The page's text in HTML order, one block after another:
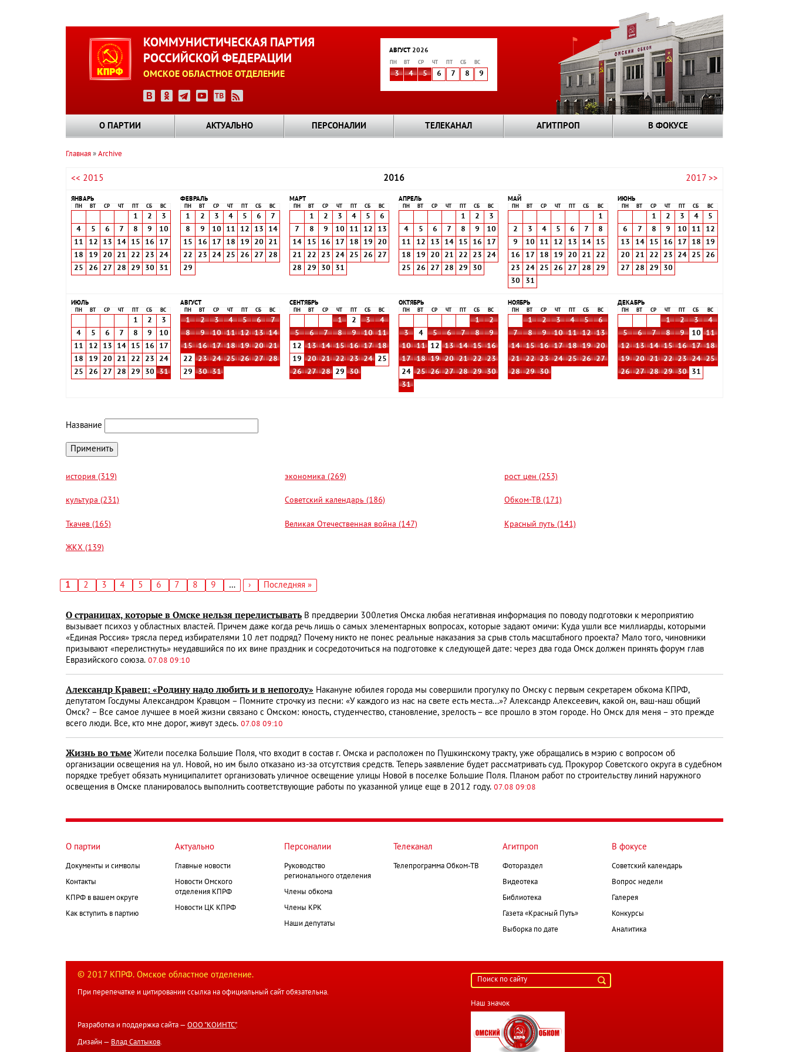
КОММУНИСТИЧЕСКАЯ ПАРТИЯ
РОССИЙСКОЙ ФЕДЕРАЦИИ
ОМСКОЕ ОБЛАСТНОЕ ОТДЕЛЕНИЕ
АВГУСТ 2026
ПН ВТ СР ЧТ СБ ВС
3 4 5 6 7 8 9
О ПАРТИИ АКТУАЛЬНО ПЕРСОНАЛИИ ТЕЛЕКАНАЛ АГИТПРОП В ФОКУСЕ
навигации
Главная Archive
<< 2015 2016 2017 >>
ЯНВАРЬ
ПН ВТ СР ЧТ СБ ВС
1 2
3
4
5 6 7 8 9
10
11
12 13 14 15 16
17
18
19 20 21 22 23
24
25
26 27 28 29 30 31
ФЕВРАЛЬ
ПН ВТ СР ЧТ СБ ВС
1 2 3 4 5 6
7
8
9 10 11 12 13
14
15
16 17 18 19 20
21
22
23 24 25 26 27
28
29
МАРТ
ПН ВТ СР ЧТ СБ ВС
1 2 3 4 5
6
7
8 9 10 11 12
13
14
15 16 17 18 19
20
21
22 23 24 25 26
27
28
29 30 31
АПРЕЛЬ
ПН ВТ СР ЧТ СБ ВС
1 2
3
4
5 6 7 8 9
10
11
12 13 14 15 16
17
18
19 20 21 22 23
24
25
26 27 28 29 30
МАЙ
ПН ВТ СР ЧТ СБ ВС
1
2
3 4 5 6 7
8
9
10 11 12 13 14
15
16
17 18 19 20 21
22
23
24 25 26 27 28
29
30
31
ИЮНЬ
ПН ВТ СР ЧТ СБ ВС
1 2 3 4
5
6
7 8 9 10 11
12
13
14 15 16 17 18
19
20
21 22 23 24 25
26
27
28 29 30
ИЮЛЬ
ПН ВТ СР ЧТ СБ ВС
1 2
3
4
5 6 7 8 9
10
11
12 13 14 15 16
17
18
19 20 21 22 23
24
25
26 27 28 29 30 31
АВГУСТ
ПН ВТ СР ЧТ СБ ВС
1 2 3 4 5 6
7
8
9 10 11 12 13
14
15
16 17 18 19 20
21
22
23 24 25 26 27
28
29
30 31
СЕНТЯБРЬ
ПН ВТ СР ЧТ СБ ВС
1 2 3
4
5
6 7 8 9 10
11
12
13 14 15 16 17
18
19
20 21 22 23 24
25
26
27 28 29 30
ОКТЯБРЬ
ПН ВТ СР ЧТ СБ ВС
1
2
3
4 5 6 7 8
9
10
11 12 13 14 15
16
17
18 19 20 21 22
23
24
25 26 27 28 29
30
31
НОЯБРЬ
ПН ВТ СР ЧТ СБ ВС
1 2 3 4 5
6
7
8 9 10 11 12
13
14
15 16 17 18 19
20
21
22 23 24 25 26
27
28
29 30
ДЕКАБРЬ
ПН ВТ СР ЧТ СБ ВС
1 2 3
4
5
6 7 8 9 10
11
12
13 14 15 16 17
18
19
20 21 22 23 24
25
26
27 28 29 30 31
Название
история (319) экономика (269) рост цен (253)
культура (231) Советский календарь (186) Обком-ТВ (171)
Ткачев (165) Великая Отечественная война (147) Красный путь (141)
ЖКХ (139)
Текущая
1 Страница
2 Страница
3 Страница
4 Страница
5 Страница
6 Страница
7 Страница
8 Страница
9 …
Следующая
›
Последняя
Последняя »
О страницах, которые в Омске нельзя перелистывать В преддверии 300­летия Омска любая негативная информация по поводу подготовки к мероприятию
вызывает психоз у областных властей. Причем даже когда речь лишь о самых элементарных вопросах, которые задают омичи: Куда ушли все миллиарды, которыми
«Единая Россия» трясла перед избирателями 10 лет подряд? Почему никто не понес реальные наказания за срыв столь масштабного проекта? Мало того, чиновники
призывают «перелистнуть» неудавшийся по их вине праздник и сосредоточиться на подготовке к следующей дате: через два года Омск должен принять форум глав
Евразийского союза. 07.08 09:10
Александр Кравец: «Родину надо любить и в непогоду» Накануне юбилея города мы совершили прогулку по Омску с первым секретарем обкома КПРФ,
депутатом Госдумы Александром Кравцом – Помните строчку из песни: «У каждого из нас на свете есть места...»? Александр Алексеевич, какой он, ваш-наш общий
Омск? – Все самое лучшее в моей жизни связано с Омском: юность, студенчество, становление, зрелость – все прошло в этом городе. Но Омск для меня – это прежде
всего люди. Все, кто мне дорог, живут здесь. 07.08 09:10
Жизнь во тьме Жители поселка Большие Поля, что входит в состав г. Омска и расположен по Пушкинскому тракту, уже обращались в мэрию с вопросом об
организации освещения на ул. Новой, но им было отказано из-за отсутствия средств. Теперь заявление будет рассматривать суд. Прокурор Советского округа в судебном
порядке требует обязать муниципалитет организовать уличное освещение улицы Новой в поселке Большие Поля. Планом работ по строительству линий наружного
освещения в Омске планировалось выполнить соответствующие работы по указанной улице еще в 2012 году. 07.08 09:08
О партии
Документы и символы
Контакты
КПРФ в вашем округе
Как вступить в партию
Актуально
Главные новости
Новости Омского
отделения КПРФ
Новости ЦК КПРФ
Персоналии
Руководство
регионального отделения
Члены обкома
Члены КРК
Наши депутаты
Телеканал
Телепрограмма Обком-ТВ
Агитпроп
Фотораздел
Видеотека
Библиотека
Газета «Красный Путь»
Выборка по дате
В фокусе
Советский календарь
Вопрос недели
Галерея
Конкурсы
Аналитика
© 2017 КПРФ. Омское областное отделение.
При перепечатке и цитировании ссылка на официальный сайт обязательна.
Разработка и поддержка сайта — ООО "КОИНТС".
Дизайн — Влад Салтыков.
Наш значок